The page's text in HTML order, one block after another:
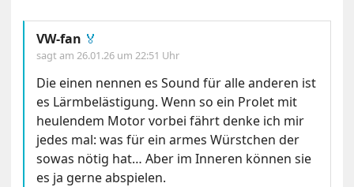
VW-fan 🏅
sagt am 26.01.26 um 22:51 Uhr
Die einen nennen es Sound für alle anderen ist
es Lärmbelästigung. Wenn so ein Prolet mit
heulendem Motor vorbei fährt denke ich mir
jedes mal: was für ein armes Würstchen der
sowas nötig hat… Aber im Inneren können sie
es ja gerne abspielen.